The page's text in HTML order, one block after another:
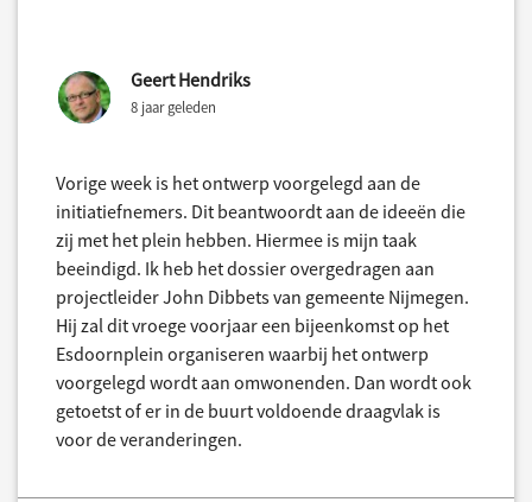
Geert Hendriks
8 jaar geleden
Vorige week is het ontwerp voorgelegd aan de
initiatiefnemers. Dit beantwoordt aan de ideeën die
zij met het plein hebben. Hiermee is mijn taak
beeindigd. Ik heb het dossier overgedragen aan
projectleider John Dibbets van gemeente Nijmegen.
Hij zal dit vroege voorjaar een bijeenkomst op het
Esdoornplein organiseren waarbij het ontwerp
voorgelegd wordt aan omwonenden. Dan wordt ook
getoetst of er in de buurt voldoende draagvlak is
voor de veranderingen.